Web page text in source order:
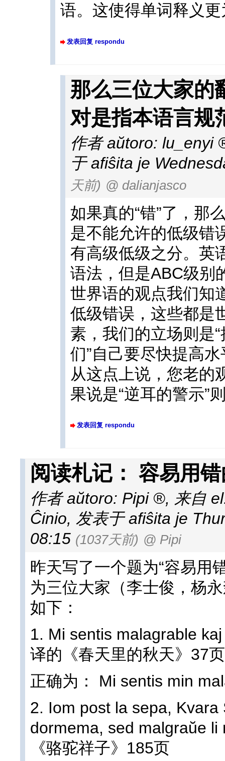
语。这使得单词释义
发表回复 respondu
那么三位大家的
对是指本语言规
作者 aŭtoro: lu_enyi
于 afiŝita je
天前) @ dalianjasco
如果真的“错”了，那
是不能允许的低级错
有高级低级之分。英
语法，但是ABC级别
世界语的观点我们知
低级错误，这些都是
素，我们的立场则是“
们”自己要尽快提高
从这点上说，您老的
果说是“逆耳的警示”
发表回复 respondu
阅读札记： 容易用
作者 aŭtoro: Pipi , 来自
Ĉinio, 发表于 afiŝita je
08:15 (1037天前) @ Pipi
昨天写了一个题为“容易用
为三位大家（李士俊，杨
如下：
1. Mi sentis malagrable
译的《春天里的秋天》37页
正确为： Mi sentis min
2. Iom post la sepa,
dormema, sed malgraŭe
《骆驼祥子》185页